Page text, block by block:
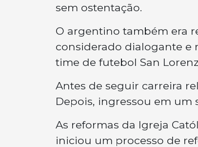
sem ostentação.
O argentino também era
considerado dialogante e
time de futebol San
Antes de seguir carreira
Depois, ingressou em um
As reformas da Igreja
iniciou um processo de